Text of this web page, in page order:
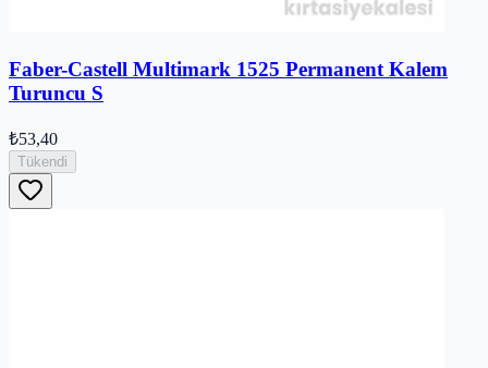
Faber-Castell Multimark 1525 Permanent Kalem
Turuncu S
₺53,40
Tükendi